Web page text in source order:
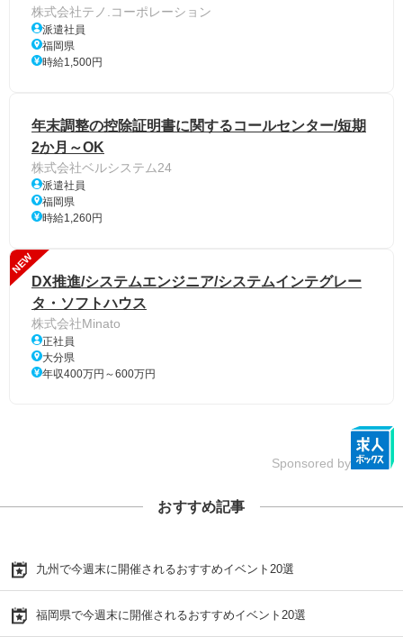
株式会社テノ.コーポレーション
派遣社員
福岡県
時給1,500円
年末調整の控除証明書に関するコールセンター/短期
2か月～OK
株式会社ベルシステム24
派遣社員
福岡県
時給1,260円
NEW
DX推進/システムエンジニア/システムインテグレー
タ・ソフトハウス
株式会社Minato
正社員
大分県
年収400万円～600万円
Sponsored by
おすすめ記事
九州で今週末に開催されるおすすめイベント20選
福岡県で今週末に開催されるおすすめイベント20選